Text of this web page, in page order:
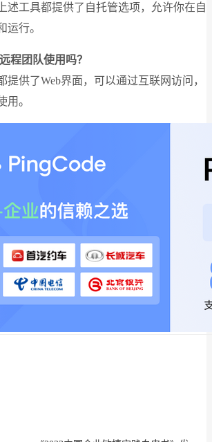
述工具都提供了自托管选项，允许你在自
运行。
程团队使用吗？
提供了Web界面，可以通过互联网访问，
用。